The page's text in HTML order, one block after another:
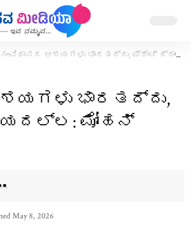
ಸಂವಿಧಾನದ ಆಶಯಗಳು ಭಾರತದ್ದು, ಫ್ರೆಂಚ್ ಕ್ರಾಂತಿಯದಲ್ಲ: ಮೋಹನ್‌ ಭಾಗವತ್‌
ಭಾರತದ್ದು,
ಮೋಹನ್‌
May 8, 2026